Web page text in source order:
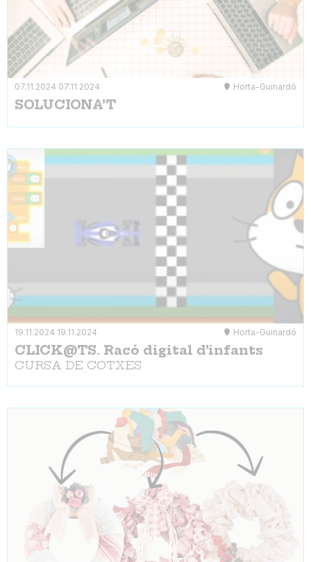
07.11.2024 07.11.2024 Horta-Guinardó
SOLUCIONA’T
19.11.2024 19.11.2024 Horta-Guinardó
CLICK@TS. Racó digital d’infants
CURSA DE COTXES